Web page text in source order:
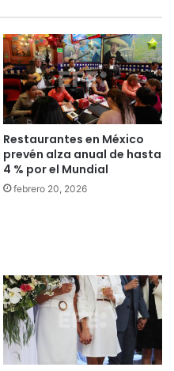
Restaurantes en México
prevén alza anual de hasta
4 % por el Mundial
febrero 20, 2026